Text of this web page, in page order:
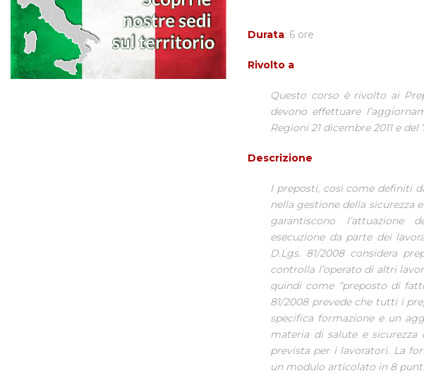
Durata: 6 ore
Rivolto a
Questo corso è rivolto ai
devono effettuare
Regioni 21 dicembre 2011 e
Descrizione
I preposti, così come definiti
nella gestione della sicurezza
garantiscono l’attuazione
esecuzione da parte dei
D.Lgs. 81/2008 considera
controlla l’operato di altri
quindi come “preposto di
81/2008 prevede che tutti i
specifica formazione e un
materia di salute e sicurezza
prevista per i lavoratori. La
un modulo articolato in 8